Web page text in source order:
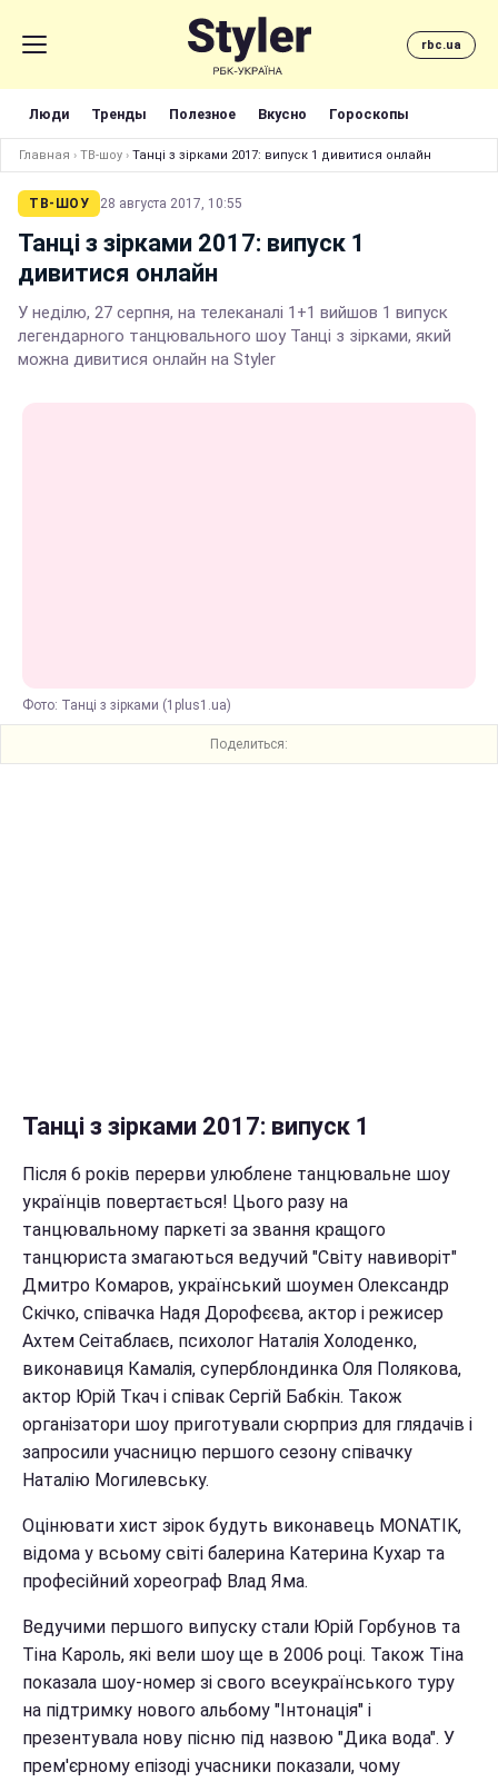
rbc.ua
Люди Тренды Полезное Вкусно Гороскопы
Главная › ТВ-шоу › Танці з зірками 2017: випуск 1 дивитися онлайн
ТВ-ШОУ 28 августа 2017, 10:55
Танці з зірками 2017: випуск 1
дивитися онлайн
У неділю, 27 серпня, на телеканалі 1+1 вийшов 1 випуск
легендарного танцювального шоу Танці з зірками, який
можна дивитися онлайн на Styler
Фото: Танці з зірками (1plus1.ua)
Поделиться:
Танці з зірками 2017: випуск 1
Після 6 років перерви улюблене танцювальне шоу
українців повертається! Цього разу на
танцювальному паркеті за звання кращого
танцюриста змагаються ведучий "Світу навиворіт"
Дмитро Комаров, український шоумен Олександр
Скічко, співачка Надя Дорофєєва, актор і режисер
Ахтем Сеітаблаєв, психолог Наталія Холоденко,
виконавиця Камалія, суперблондинка Оля Полякова,
актор Юрій Ткач і співак Сергій Бабкін. Також
організатори шоу приготували сюрприз для глядачів і
запросили учасницю першого сезону співачку
Наталію Могилевську.
Оцінювати хист зірок будуть виконавець MONATIK,
відома у всьому світі балерина Катерина Кухар та
професійний хореограф Влад Яма.
Ведучими першого випуску стали Юрій Горбунов та
Тіна Кароль, які вели шоу ще в 2006 році. Також Тіна
показала шоу-номер зі свого всеукраїнського туру
на підтримку нового альбому "Інтонація" і
презентувала нову пісню під назвою "Дика вода". У
прем'єрному епізоді учасники показали, чому